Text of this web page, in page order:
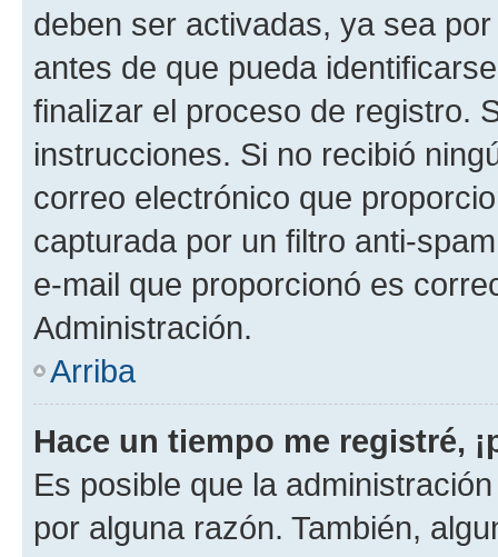
deben ser activadas, ya sea
antes de que pueda
finalizar el proceso de registro.
instrucciones. Si no recibió
correo electrónico que
capturada por un filtro anti-
e-mail que proporcionó es
Administración.
Arriba
Hace un tiempo me registré,
Es posible que la
por alguna razón. También,